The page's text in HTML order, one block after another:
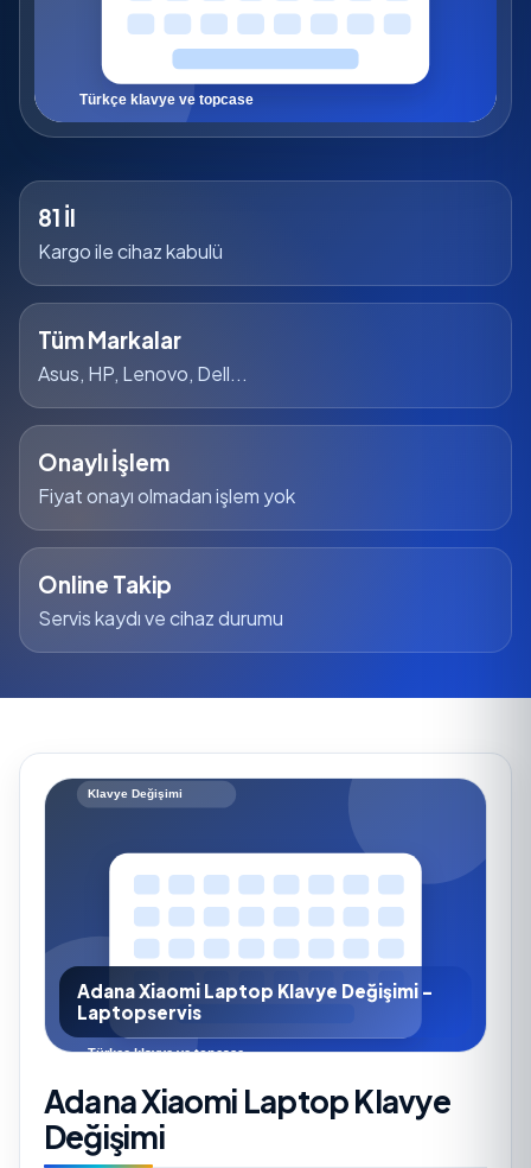
81 İl
Kargo ile cihaz kabulü
Tüm Markalar
Asus, HP, Lenovo, Dell...
Onaylı İşlem
Fiyat onayı olmadan işlem yok
Online Takip
Servis kaydı ve cihaz durumu
Adana Xiaomi Laptop Klavye Değişimi -
Laptopservis
Adana Xiaomi Laptop Klavye
Değişimi